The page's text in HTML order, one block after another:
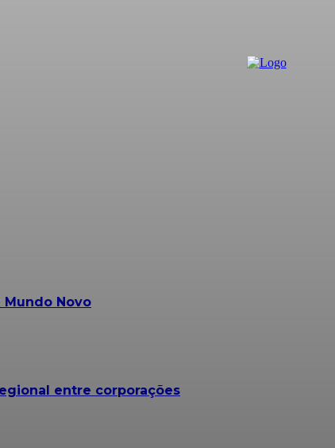
Novo
entre corporações